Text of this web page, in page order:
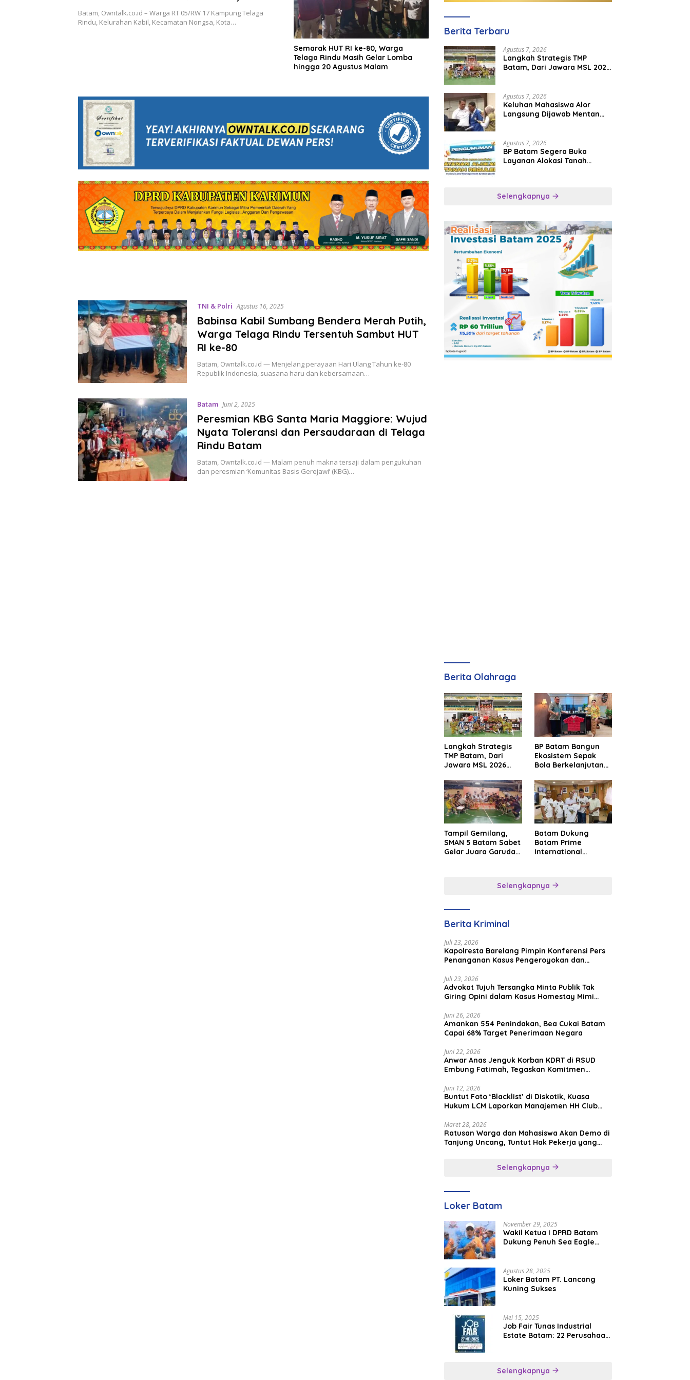
Semenisasi Jalan dari Swadaya
Masyarakat
Batam, Owntalk.co.id – Warga RT 05/RW 17 Kampung Telaga
Rindu, Kelurahan Kabil, Kecamatan Nongsa, Kota…
Semarak HUT RI ke-80, Warga
Telaga Rindu Masih Gelar Lomba
hingga 20 Agustus Malam
TNI & Polri Agustus 16, 2025
Babinsa Kabil Sumbang Bendera Merah Putih,
Warga Telaga Rindu Tersentuh Sambut HUT
RI ke-80
Batam, Owntalk.co.id — Menjelang perayaan Hari Ulang Tahun ke-80
Republik Indonesia, suasana haru dan kebersamaan…
Batam Juni 2, 2025
Peresmian KBG Santa Maria Maggiore: Wujud
Nyata Toleransi dan Persaudaraan di Telaga
Rindu Batam
Batam, Owntalk.co.id — Malam penuh makna tersaji dalam pengukuhan
dan peresmian ‘Komunitas Basis Gerejawi’ (KBG)…
Berita Terbaru
Agustus 7, 2026
Langkah Strategis TMP
Batam, Dari Jawara MSL 2026
Agustus 7, 2026
Keluhan Mahasiswa Alor
Langsung Dijawab Mentan
Agustus 7, 2026
BP Batam Segera Buka
Layanan Alokasi Tanah
Selengkapnya
Berita Olahraga
Langkah Strategis
TMP Batam, Dari
Jawara MSL 2026
Internasional
BP Batam Bangun
Ekosistem Sepak
Bola Berkelanjutan
Premier FC
Tampil Gemilang,
SMAN 5 Batam Sabet
Gelar Juara Garuda
Batam Dukung
Batam Prime
International
Tourism dan
Selengkapnya
Berita Kriminal
Juli 23, 2026
Kapolresta Barelang Pimpin Konferensi Pers
Penanganan Kasus Pengeroyokan dan
Juli 23, 2026
Advokat Tujuh Tersangka Minta Publik Tak
Giring Opini dalam Kasus Homestay Mimi
Juni 26, 2026
Amankan 554 Penindakan, Bea Cukai Batam
Capai 68% Target Penerimaan Negara
Juni 22, 2026
Anwar Anas Jenguk Korban KDRT di RSUD
Embung Fatimah, Tegaskan Komitmen
Juni 12, 2026
Buntut Foto ‘Blacklist’ di Diskotik, Kuasa
Hukum LCM Laporkan Manajemen HH Club
Maret 28, 2026
Ratusan Warga dan Mahasiswa Akan Demo di
Tanjung Uncang, Tuntut Hak Pekerja yang
Selengkapnya
Loker Batam
November 29, 2025
Wakil Ketua I DPRD Batam
Dukung Penuh Sea Eagle
Agustus 28, 2025
Loker Batam PT. Lancang
Kuning Sukses
Mei 15, 2025
Job Fair Tunas Industrial
Estate Batam: 22 Perusahaan
Selengkapnya